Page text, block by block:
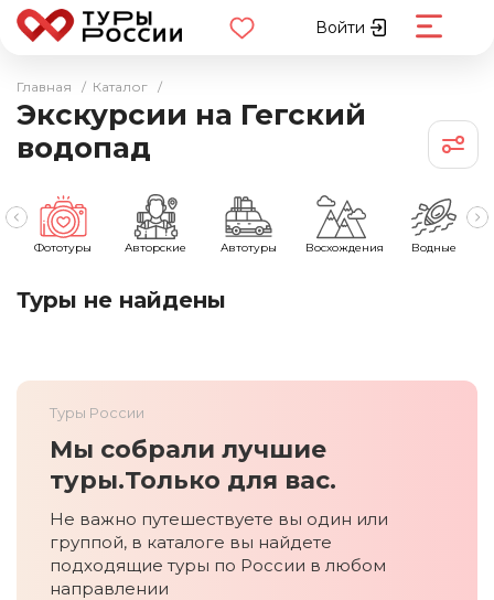
Войти
Главная / Каталог /
Экскурсии на Гегский
водопад
Фототуры Авторские Автотуры Восхождения Водные
Туры не найдены
Туры России
Мы собрали лучшие
туры.Только для вас.
Не важно путешествуете вы один или
группой, в каталоге вы найдете
подходящие туры по России в любом
направлении